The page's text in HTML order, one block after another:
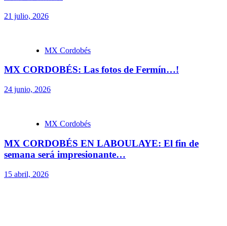
21 julio, 2026
MX Cordobés
MX CORDOBÉS: Las fotos de Fermín…!
24 junio, 2026
MX Cordobés
MX CORDOBÉS EN LABOULAYE: El fin de
semana será impresionante…
15 abril, 2026